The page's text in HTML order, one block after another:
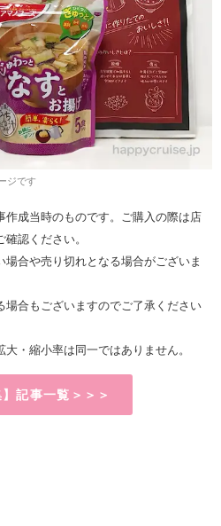
ジです
成当時のものです。ご購入の際は店
認ください。
合や売り切れとなる場合がございま
合もございますのでご了承ください
・縮小率は同一ではありません。
】記事一覧＞＞＞